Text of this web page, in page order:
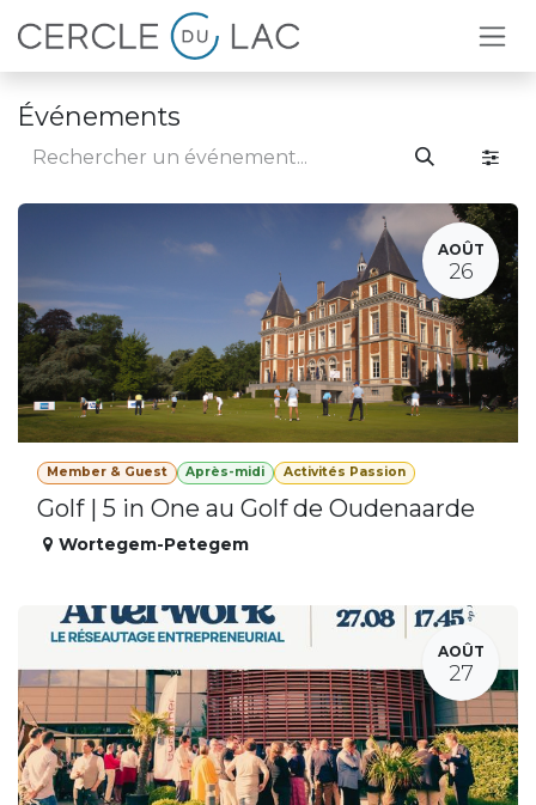
Se rendre au contenu
Événements
AOÛT
26
Member & Guest Après-midi Activités Passion
Golf | 5 in One au Golf de Oudenaarde
Wortegem-Petegem
AOÛT
27